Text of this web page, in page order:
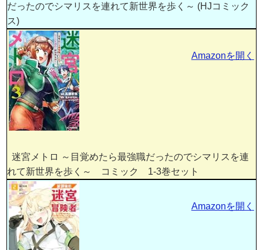
だったのでシマリスを連れて新世界を歩く～ (HJコミック
ス)
迷宮メトロ ～目覚めたら最強職だったのでシマリスを連
れて新世界を歩く～ コミック 1-3巻セット
Amazonを開く
Amazonを開く